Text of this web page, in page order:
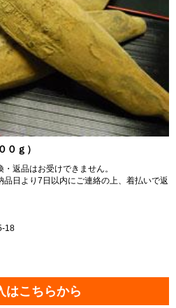
０ｇ）
返品はお受けできません。
日より7日以内にご連絡の上、着払いで返
18
はこちらから